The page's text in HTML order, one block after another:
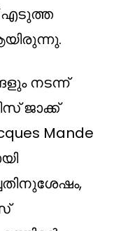
എടുത്ത
നടന്ന്
ജാക്ക്
Mande